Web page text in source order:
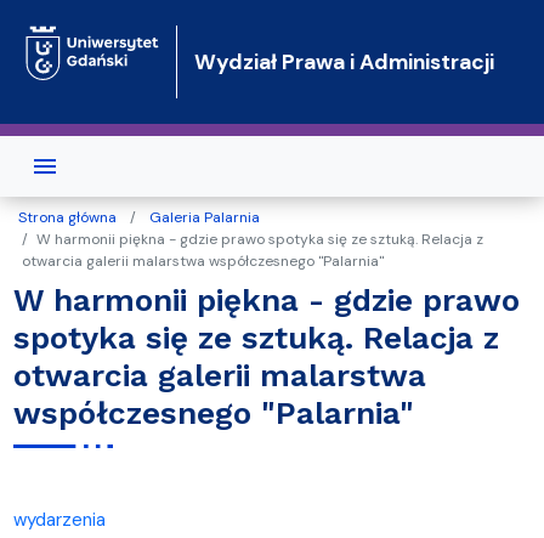
Wydział Prawa i Administracji
Strona główna
Galeria Palarnia
W harmonii piękna - gdzie prawo spotyka się ze sztuką. Relacja z
otwarcia galerii malarstwa współczesnego "Palarnia"
W harmonii piękna - gdzie prawo
spotyka się ze sztuką. Relacja z
otwarcia galerii malarstwa
współczesnego "Palarnia"
wydarzenia